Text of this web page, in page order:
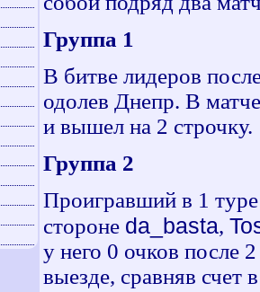
Группа 1
В битве лидеров
одолев Днепр. В
и вышел на 2 строчку.
Группа 2
Проигравший в 1
стороне da_basta,
у него 0 очков после
выезде, сравняв счет